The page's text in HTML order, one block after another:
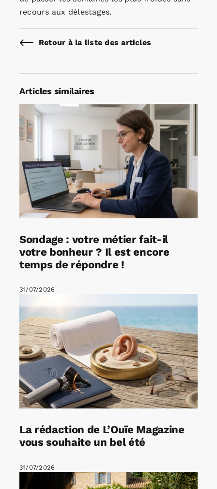
recours aux délestages.
Retour à la liste des articles
Articles similaires
Sondage : votre métier fait-il
votre bonheur ? Il est encore
temps de répondre !
31/07/2026
La rédaction de L’Ouïe Magazine
vous souhaite un bel été
31/07/2026